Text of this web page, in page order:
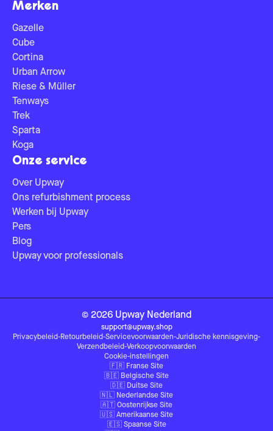
Merken
Gazelle
Cube
Cortina
Urban Arrow
Riese & Müller
Tenways
Trek
Sparta
Koga
Onze service
Over Upway
Ons refurbishment process
Werken bij Upway
Pers
Blog
Upway voor professionals
© 2026 Upway Nederland
support@upway.shop
Privacybeleid-Retourbeleid-Servicevoorwaarden-Juridische kennisgeving-
Verzendbeleid-Verkoopvoorwaarden
Cookie-instellingen
🇫🇷 Franse Site
🇧🇪 Belgische Site
🇩🇪 Duitse Site
🇳🇱 Nederlandse Site
🇦🇹 Oostenrijkse Site
🇺🇸 Amerikaanse Site
🇪🇸 Spaanse Site